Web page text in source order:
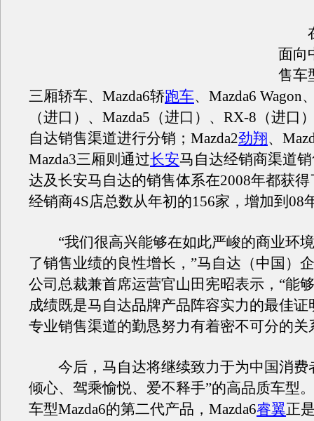
在
面向
售车
三厢轿车、Mazda6轿跑车、Mazda6 Wagon
（进口）、Mazda5（进口）、RX-8（进口
自达销售渠道进行分销；Mazda2劲翔、
Mazda3三厢则通过长安马自达经销商渠道
达及长安马自达的销售体系在2008年都获
经销商4S店总数从年初的156家，增加到08
“我们很高兴能够在如此严峻的商业环
了销售业绩的良性增长，”马自达（中国）
公司总裁兼首席运营官山田宪昭表示，“能
成绩既是马自达品牌产品阵容实力的最佳证
专业销售渠道的勤恳努力有着密不可分的关
今后，马自达将继续致力于为中国消费
倾心、驾乘愉悦、爱不释手”的高品质车型
车型Mazda6的第二代产品，Mazda6睿翼正